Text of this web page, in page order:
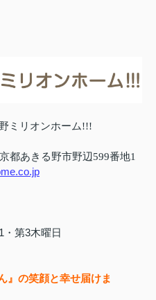
ミリオンホーム!!!
都あきる野市野辺599番地1
・第3木曜日
』の笑顔と幸せ届けま